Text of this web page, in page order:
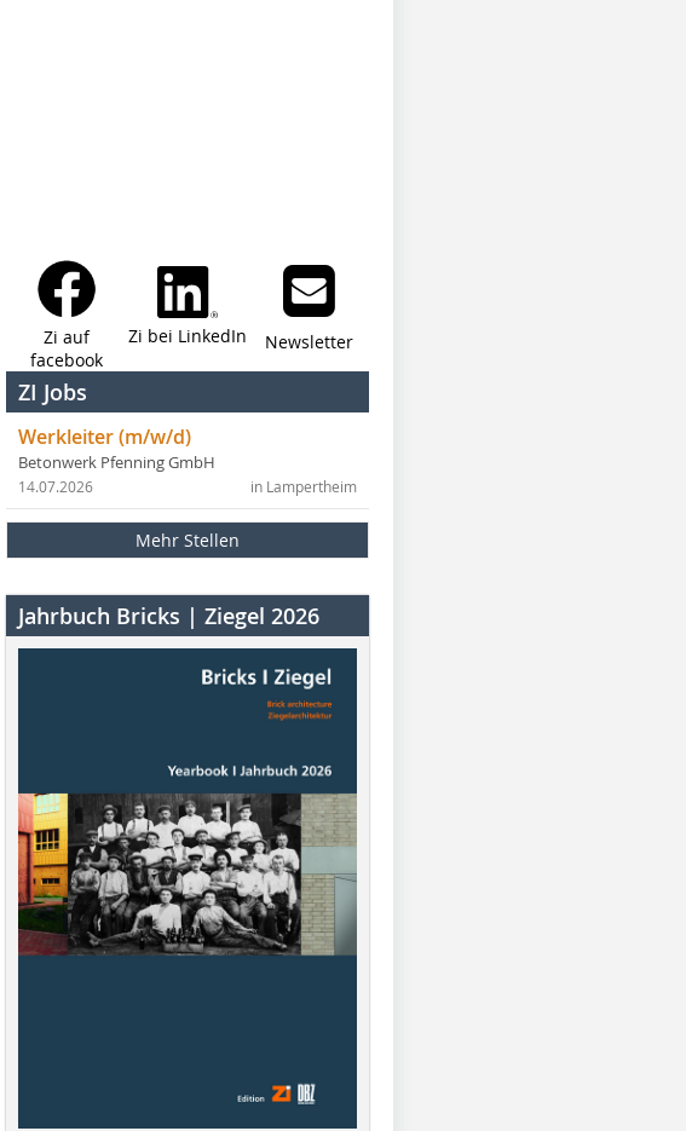
Zi auf
facebook
Zi bei LinkedIn Newsletter
ZI Jobs
Werkleiter (m/w/d)
Betonwerk Pfenning GmbH
in Lampertheim
14.07.2026
Mehr Stellen
Jahrbuch Bricks | Ziegel 2026